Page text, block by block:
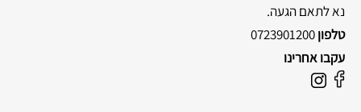
נא לתאם הגעה.
טלפון0723901200
עקבו אחרינו
F
I